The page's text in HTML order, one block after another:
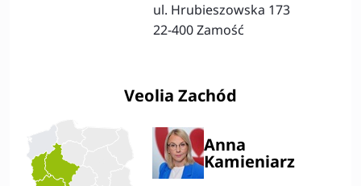
ul. Hrubieszowska 173
22-400 Zamość
Veolia Zachód
Anna
Kamieniarz